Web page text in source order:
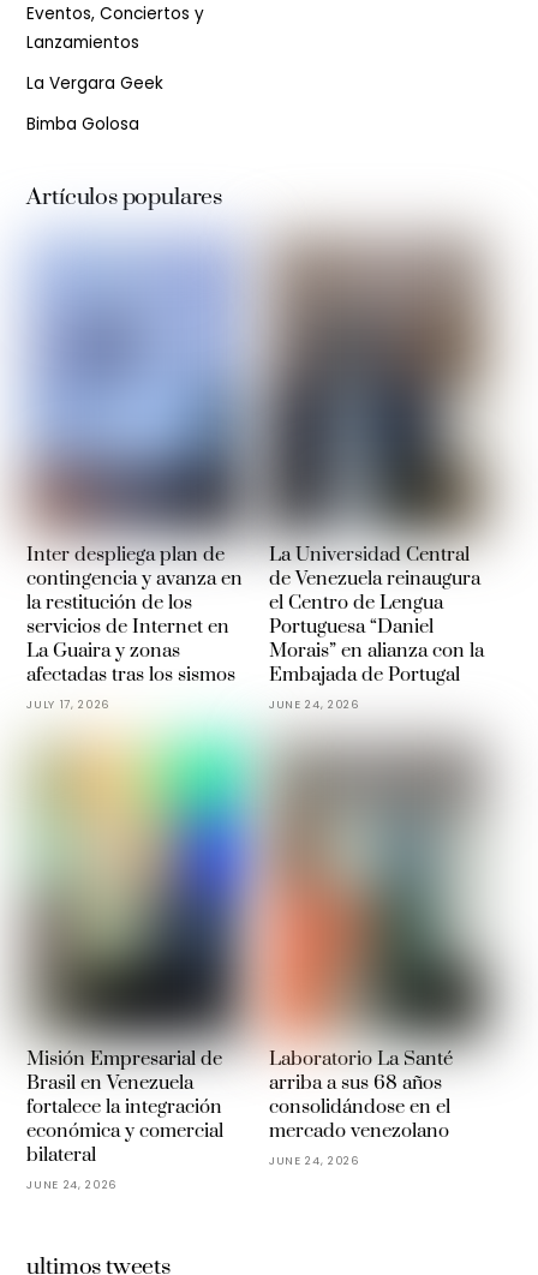
Eventos, Conciertos y
Lanzamientos
La Vergara Geek
Bimba Golosa
Artículos populares
Inter despliega plan de
contingencia y avanza en
la restitución de los
servicios de Internet en
La Guaira y zonas
afectadas tras los sismos
JULY 17, 2026
La Universidad Central
de Venezuela reinaugura
el Centro de Lengua
Portuguesa “Daniel
Morais” en alianza con la
Embajada de Portugal
JUNE 24, 2026
Misión Empresarial de
Brasil en Venezuela
fortalece la integración
económica y comercial
bilateral
JUNE 24, 2026
Laboratorio La Santé
arriba a sus 68 años
consolidándose en el
mercado venezolano
JUNE 24, 2026
ultimos tweets